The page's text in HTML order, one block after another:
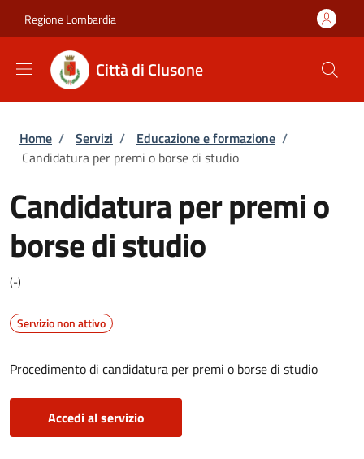
Regione Lombardia
Città di Clusone
Briciole di pane
Home / Servizi / Educazione e formazione /
Candidatura per premi o borse di studio
Candidatura per premi o
borse di studio
(-)
Servizio non attivo
Procedimento di candidatura per premi o borse di studio
Accedi al servizio